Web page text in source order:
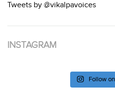
Tweets by @vikalpavoices
INSTAGRAM
Follow